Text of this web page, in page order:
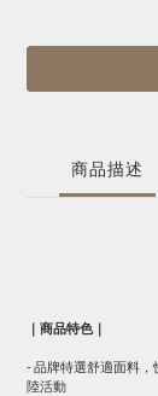
商品描述
｜商品特色｜
- 品牌特選舒適面料
陸活動